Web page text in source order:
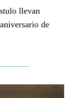
llevan
de